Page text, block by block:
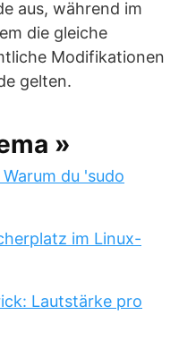
aus, während im
die gleiche
Modifikationen
gelten.
»
du 'sudo
im Linux-
Lautstärke pro